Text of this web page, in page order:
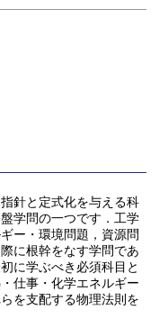
針と定式化を与える科
学問の一つです．工学
ー・環境問題，資源問
に根幹をなす学問であ
に学ぶべき必須科目と
仕事・化学エネルギー
を支配する物理法則を